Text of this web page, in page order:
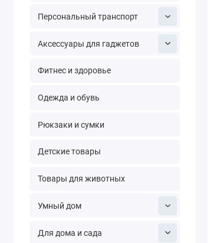
Персональный транспорт
Аксессуары для гаджетов
Фитнес и здоровье
Одежда и обувь
Рюкзаки и сумки
Детские товары
Товары для животных
Умный дом
Для дома и сада